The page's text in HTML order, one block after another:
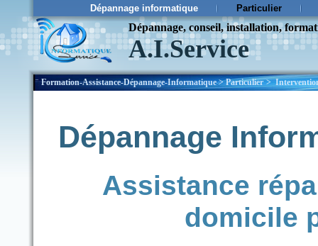
Dépannage informatique Particulier
Dépannage, conseil, installation,
A.I.Service
¨ Formation-Assistance-Dépannage-Informatique>Particulier >
Dépannage
Assistance
domicile